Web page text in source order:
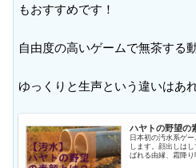
もおすすめです！
自由度の高いゲームで無茶する
ゆっくりと生声という違いはあ
ハヤトの野望の
日本初の汚水系ゲ
します。顔出しは
ばれる由縁、霜降り